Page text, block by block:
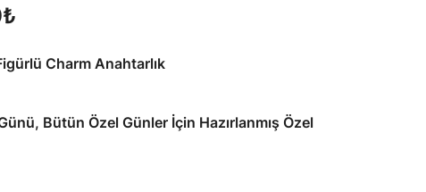
₺
175,00₺.
Charm Anahtarlık
Bütün Özel Günler İçin Hazırlanmış Özel